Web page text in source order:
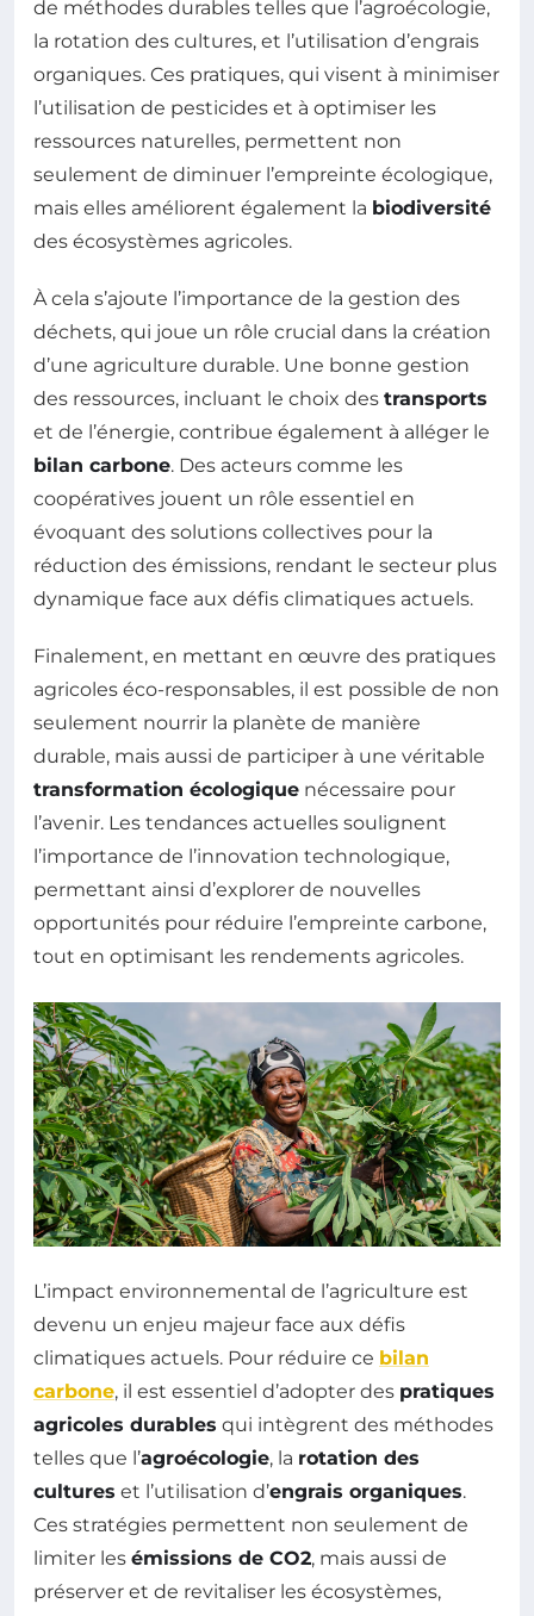
de méthodes durables telles que l’agroécologie,
la rotation des cultures, et l’utilisation d’engrais
organiques. Ces pratiques, qui visent à minimiser
l’utilisation de pesticides et à optimiser les
ressources naturelles, permettent non
seulement de diminuer l’empreinte écologique,
mais elles améliorent également la biodiversité
des écosystèmes agricoles.
À cela s’ajoute l’importance de la gestion des
déchets, qui joue un rôle crucial dans la création
d’une agriculture durable. Une bonne gestion
des ressources, incluant le choix des transports
et de l’énergie, contribue également à alléger le
bilan carbone. Des acteurs comme les
coopératives jouent un rôle essentiel en
évoquant des solutions collectives pour la
réduction des émissions, rendant le secteur plus
dynamique face aux défis climatiques actuels.
Finalement, en mettant en œuvre des pratiques
agricoles éco-responsables, il est possible de non
seulement nourrir la planète de manière
durable, mais aussi de participer à une véritable
transformation écologique nécessaire pour
l’avenir. Les tendances actuelles soulignent
l’importance de l’innovation technologique,
permettant ainsi d’explorer de nouvelles
opportunités pour réduire l’empreinte carbone,
tout en optimisant les rendements agricoles.
L’impact environnemental de l’agriculture est
devenu un enjeu majeur face aux défis
climatiques actuels. Pour réduire ce bilan
carbone, il est essentiel d’adopter des pratiques
agricoles durables qui intègrent des méthodes
telles que l’agroécologie, la rotation des
cultures et l’utilisation d’engrais organiques.
Ces stratégies permettent non seulement de
limiter les émissions de CO2, mais aussi de
préserver et de revitaliser les écosystèmes,